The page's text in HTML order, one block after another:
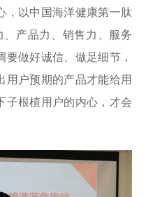
，以中国海洋健康第一肽
产品力、销售力、服务
做好诚信、做足细节，
用户预期的产品才能给用
子根植用户的内心，才会